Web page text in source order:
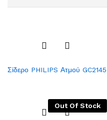
to
Σίδερο PHILIPS Ατμού GC2145
Out Of Stock